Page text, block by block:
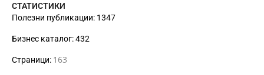
СТАТИСТИКИ
Полезни публикации: 1347
Бизнес каталог: 432
Страници: 163